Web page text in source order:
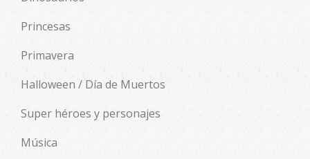
Princesas
Primavera
Halloween / Día de Muertos
Super héroes y personajes
Música